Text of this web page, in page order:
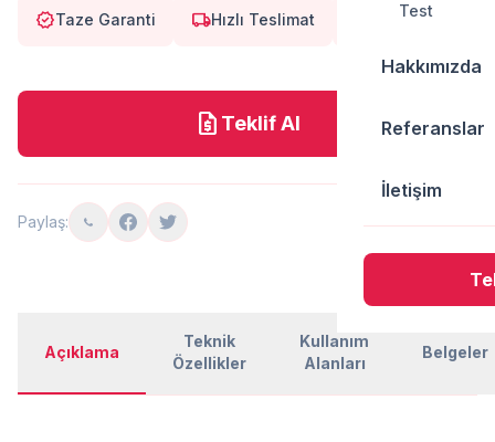
Test
Hakkımızda
Referanslar
İletişim
verifiedTaze Garanti local_shippingHızlı Teslimat Doğal
request_quote Teklif Al
Paylaş:
Açıklama
Teknik
Özellikler
Kullanım
Alanları
Belgeler